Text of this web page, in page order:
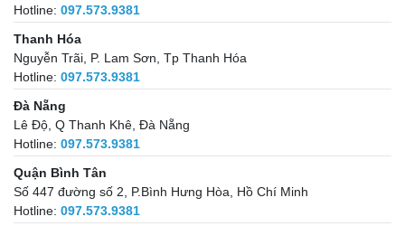
Hotline: 097.573.9381
Thanh Hóa
Nguyễn Trãi, P. Lam Sơn, Tp Thanh Hóa
Hotline: 097.573.9381
Đà Nẵng
Lê Độ, Q Thanh Khê, Đà Nẵng
Hotline: 097.573.9381
Quận Bình Tân
Số 447 đường số 2, P.Bình Hưng Hòa, Hồ Chí Minh
Hotline: 097.573.9381